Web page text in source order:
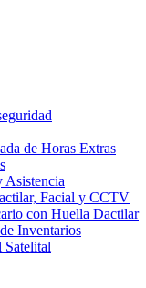
de Horas Extras
Asistencia
Facial y CCTV
con Huella Dactilar
Inventarios
Satelital